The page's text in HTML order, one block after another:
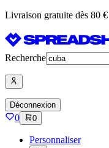
Livraison gratuite dès 80 €
Recherche
Déconnexion
0 0
Personnaliser